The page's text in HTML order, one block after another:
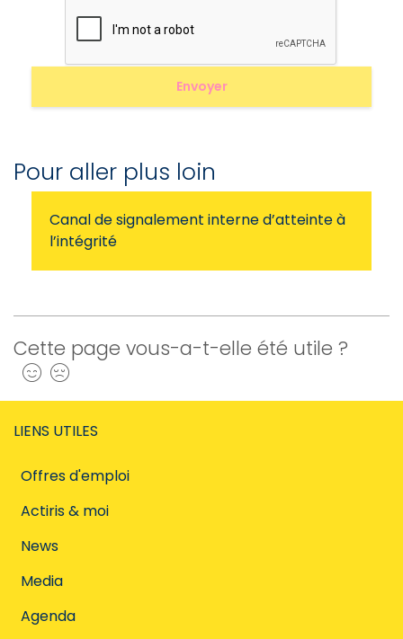
Pour aller plus loin
Canal de signalement interne d’atteinte à
l’intégrité
Cette page vous-a-t-elle été utile ?
Oui
LIENS UTILES
Offres d'emploi
Actiris & moi
News
Media
Agenda